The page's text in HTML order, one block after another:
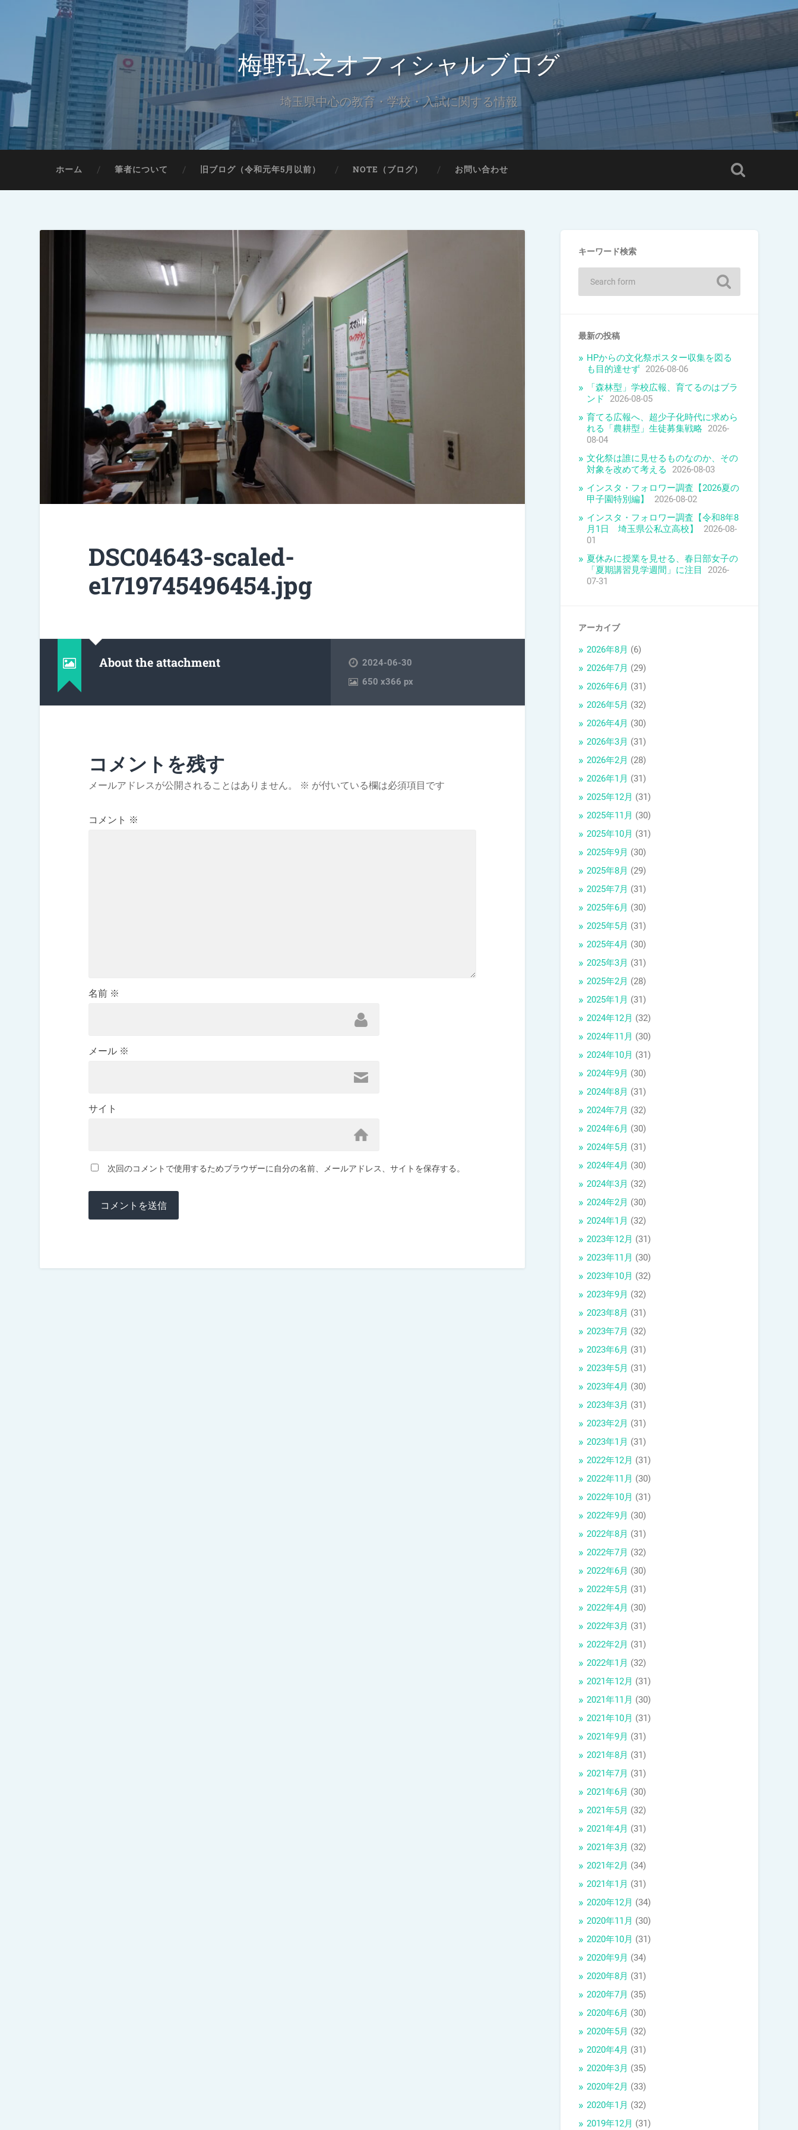
梅野弘之オフィシャルブログ
埼玉県中心の教育・学校・入試に関する情報
ホーム 筆者について 旧ブログ（令和元年5月以前） NOTE（ブログ） お問い合わせ
DSC04643-scaled-
e1719745496454.jpg
About the attachment
2024-06-30
650x366 px
コメントを残す
メールアドレスが公開されることはありません。 ※ が付いている欄は必須項目です
コメント ※
名前 ※
メール ※
サイト
次回のコメントで使用するためブラウザーに自分の名前、メールアドレス、サイトを保存する。
キーワード検索
最新の投稿
HPからの文化祭ポスター収集を図る
も目的達せず 2026-08-06
「森林型」学校広報、育てるのはブラ
ンド
2026-08-05
育てる広報へ、超少子化時代に求めら
れる「農耕型」生徒募集戦略 2026-
08-04
文化祭は誰に見せるものなのか、その
対象を改めて考える
2026-08-03
インスタ・フォロワー調査【2026夏の
甲子園特別編】
2026-08-02
インスタ・フォロワー調査【令和8年8
月1日 埼玉県公私立高校】
2026-08-
01
夏休みに授業を見せる、春日部女子の
「夏期講習見学週間」に注目
2026-
07-31
アーカイブ
2026年8月 (6)
2026年7月 (29)
2026年6月 (31)
2026年5月 (32)
2026年4月 (30)
2026年3月 (31)
2026年2月 (28)
2026年1月 (31)
2025年12月 (31)
2025年11月 (30)
2025年10月 (31)
2025年9月 (30)
2025年8月 (29)
2025年7月 (31)
2025年6月 (30)
2025年5月 (31)
2025年4月 (30)
2025年3月 (31)
2025年2月 (28)
2025年1月 (31)
2024年12月 (32)
2024年11月 (30)
2024年10月 (31)
2024年9月 (30)
2024年8月 (31)
2024年7月 (32)
2024年6月 (30)
2024年5月 (31)
2024年4月 (30)
2024年3月 (32)
2024年2月 (30)
2024年1月 (32)
2023年12月 (31)
2023年11月 (30)
2023年10月 (32)
2023年9月 (32)
2023年8月 (31)
2023年7月 (32)
2023年6月 (31)
2023年5月 (31)
2023年4月 (30)
2023年3月 (31)
2023年2月 (31)
2023年1月 (31)
2022年12月 (31)
2022年11月 (30)
2022年10月 (31)
2022年9月 (30)
2022年8月 (31)
2022年7月 (32)
2022年6月 (30)
2022年5月 (31)
2022年4月 (30)
2022年3月 (31)
2022年2月 (31)
2022年1月 (32)
2021年12月 (31)
2021年11月 (30)
2021年10月 (31)
2021年9月 (31)
2021年8月 (31)
2021年7月 (31)
2021年6月 (30)
2021年5月 (32)
2021年4月 (31)
2021年3月 (32)
2021年2月 (34)
2021年1月 (31)
2020年12月 (34)
2020年11月 (30)
2020年10月 (31)
2020年9月 (34)
2020年8月 (31)
2020年7月 (35)
2020年6月 (30)
2020年5月 (32)
2020年4月 (31)
2020年3月 (35)
2020年2月 (33)
2020年1月 (32)
2019年12月 (31)